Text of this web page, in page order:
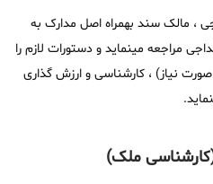
، مالک سند بهمراه اصل مدارک به
مراجعه مینماید و دستورات لازم را
نیاز) ، کارشناسی و ارزش گذاری